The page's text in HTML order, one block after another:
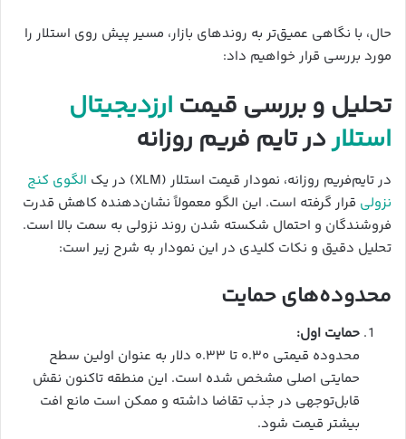
حال، با نگاهی عمیق‌تر به روندهای بازار، مسیر پیش روی استلار را
مورد بررسی قرار خواهیم داد:
تحلیل و بررسی قیمت ارزدیجیتال
استلاردر تایم فریم روزانه
در تایم‌فریم روزانه، نمودار قیمت استلار (XLM) در یک
الگوی کنج
نزولی قرار گرفته است. این الگو معمولاً نشان‌دهنده کاهش قدرت
فروشندگان و احتمال شکسته شدن روند نزولی به سمت بالا است.
تحلیل دقیق و نکات کلیدی در این نمودار به شرح زیر است:
محدوده‌های حمایت
حمایت اول:
محدوده قیمتی ۰.۳۰ تا ۰.۳۳ دلار به عنوان اولین سطح
حمایتی اصلی مشخص شده است. این منطقه تاکنون نقش
قابل‌توجهی در جذب تقاضا داشته و ممکن است مانع افت
بیشتر قیمت شود.